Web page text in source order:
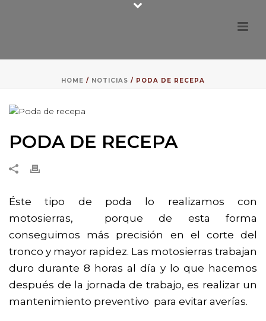
HOME / NOTICIAS / PODA DE RECEPA
PODA DE RECEPA
Éste tipo de poda lo realizamos con
motosierras, porque de esta forma
conseguimos más precisión en el corte del
tronco y mayor rapidez. Las motosierras trabajan
duro durante 8 horas al día y lo que hacemos
después de la jornada de trabajo, es realizar un
mantenimiento preventivo para evitar averías.